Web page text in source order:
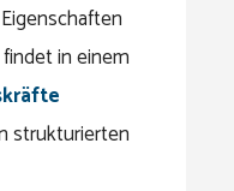
in einem
strukturierten